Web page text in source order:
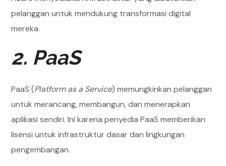
pelanggan untuk mendukung transformasi digital
mereka.
2. PaaS
PaaS (Platform as a Service) memungkinkan pelanggan
untuk merancang, membangun, dan menerapkan
aplikasi sendiri. Ini karena penyedia PaaS memberikan
lisensi untuk infrastruktur dasar dan lingkungan
pengembangan.